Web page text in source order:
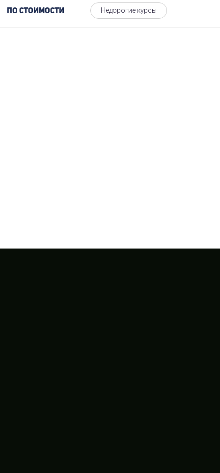
По стоимости Недорогие курсы